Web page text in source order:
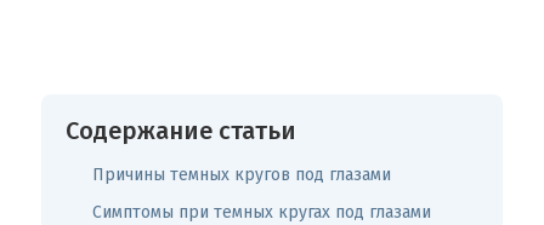
Содержание статьи
Причины темных кругов под глазами
Симптомы при темных кругах под глазами